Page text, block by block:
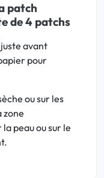
patch
de 4 patchs
avant
pour
ou sur les
zone
peau ou sur le